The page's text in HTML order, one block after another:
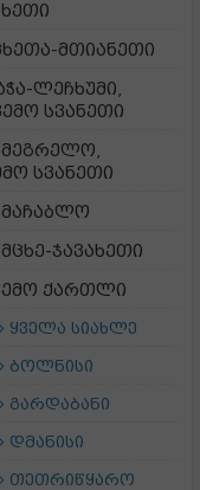
მთიანეთი
ლეჩხუმი,
სვანეთი
სვანეთი
ჯავახეთი
ქართლი
ყველა სიახლე
ბოლნისი
გარდაბანი
დმანისი
თეთრიწყარო